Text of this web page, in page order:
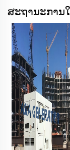
ສະຖານະການ